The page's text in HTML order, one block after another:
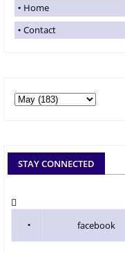
Home
Contact
STAY CONNECTED
facebook